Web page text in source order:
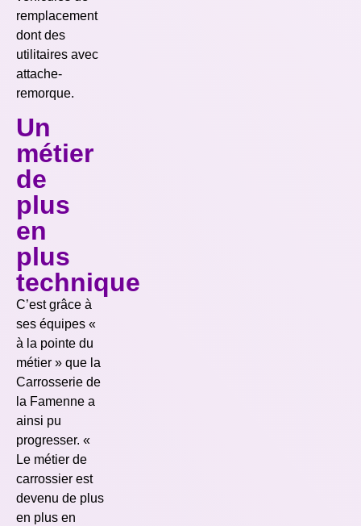
remplacement
dont des
utilitaires avec
attache-
remorque.
Un
métier
de
plus
en
plus
technique
C’est grâce à
ses équipes «
à la pointe du
métier » que la
Carrosserie de
la Famenne a
ainsi pu
progresser. «
Le métier de
carrossier est
devenu de plus
en plus en